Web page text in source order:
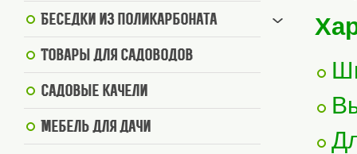
Беседки из поликарбоната
Товары для садоводов
Садовые качели
Мебель для дачи